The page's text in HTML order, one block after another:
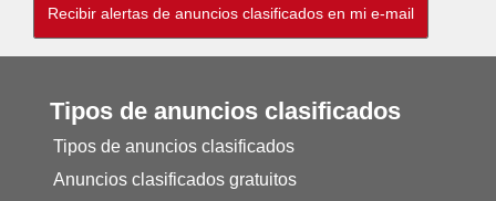
Tipos de anuncios clasificados
Tipos de anuncios clasificados
Anuncios clasificados gratuitos